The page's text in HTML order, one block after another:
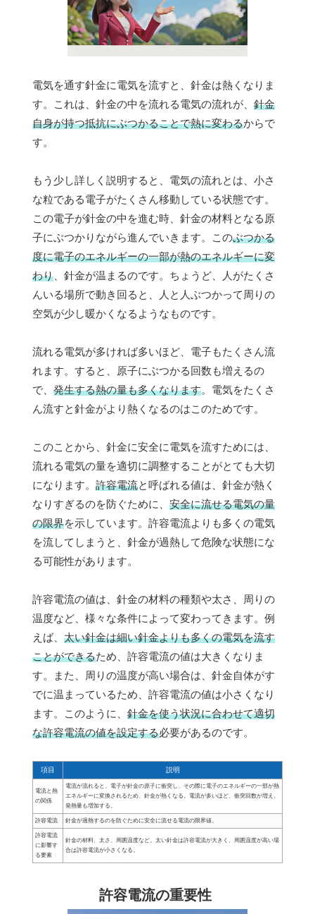
電気を通す針金に電気を流すと、針金は熱くなりま
す。これは、針金の中を流れる電気の流れが、 針金
自身が持つ抵抗にぶつかることで熱に変わるからで
す。
もう少し詳しく説明すると、電気の流れとは、小さ
な粒である電子がたくさん移動している状態です。
この電子が針金の中を進む時、針金の材料となる原
子にぶつかりながら進んでいきます。このぶつかる
度に電子のエネルギーの一部が熱のエネルギーに変
わり 、針金が温まるのです。ちょうど、人がたくさ
んいる場所で動き回ると、人と人ぶつかって周りの
空気が少し暖かくなるようなものです。
流れる電気が多ければ多いほど、電子もたくさん流
れます。すると、原子にぶつかる回数も増えるの
で、 発生する熱の量も多くなります。電気をたくさ
ん流すと針金がより熱くなるのはこのためです。
このことから、針金に安全に電気を流すためには、
流れる電気の量を適切に調整することがとても大切
になります。 許容電流と呼ばれる値は、針金が熱く
なりすぎるのを防ぐために、 安全に流せる電気の量
の限界を示しています。許容電流よりも多くの電気
を流してしまうと、針金が過熱して危険な状態にな
る可能性があります。
許容電流の値は、針金の材料の種類や太さ、周りの
温度など、様々な条件によって変わってきます。例
えば、 太い針金は細い針金よりも多くの電気を流す
ことができるため、許容電流の値は大きくなりま
す。また、周りの温度が高い場合は、針金自体がす
でに温まっているため、許容電流の値は小さくなり
ます。このように、 針金を使う状況に合わせて適切
な許容電流の値を設定する必要があるのです。
項目 説明
電流と熱
の関係
電流が流れると、電子が針金の原子に衝突し、その際に電子のエネルギーの一部が熱
エネルギーに変換されるため、針金が熱くなる。電流が多いほど、衝突回数が増え、
発熱量も増加する。
許容電流 針金が過熱するのを防ぐために安全に流せる電流の限界値。
許容電流
に影響す
る要素
針金の材料、太さ、周囲温度など。太い針金は許容電流が大きく、周囲温度が高い場
合は許容電流が小さくなる。
許容電流の重要性